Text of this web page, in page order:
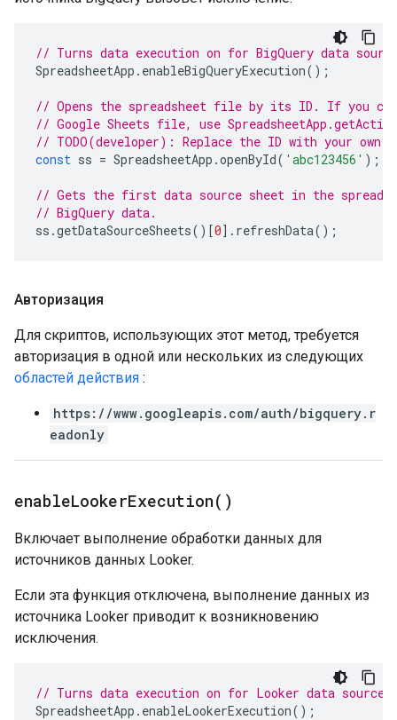
// Turns data execution on for BigQuery data
SpreadsheetApp . enableBigQueryExecution();
// Opens the spreadsheet file by its ID. If you
// Google Sheets file, use
// TODO(developer): Replace the ID with your own.
const ss = SpreadsheetApp .openById( 'abc123456' );
// Gets the first data source sheet in the
// BigQuery data.
ss .getDataSourceSheets()[0]. refreshData();
Авторизация
Для скриптов, использующих этот метод, требуется
авторизация в одной или нескольких из следующих
областей действия :
https://www.googleapis.com/auth/bigquery.r
eadonly
enableLookerExecution( )
Включает выполнение обработки данных для
источников данных Looker.
Если эта функция отключена, выполнение данных из
источника Looker приводит к возникновению
исключения.
// Turns data execution on for Looker data
SpreadsheetApp . enableLookerExecution();